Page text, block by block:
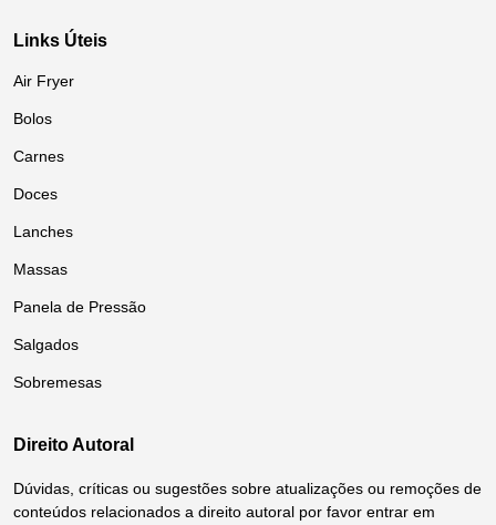
Links Úteis
Air Fryer
Bolos
Carnes
Doces
Lanches
Massas
Panela de Pressão
Salgados
Sobremesas
Direito Autoral
Dúvidas, críticas ou sugestões sobre atualizações ou remoções de
conteúdos relacionados a direito autoral por favor entrar em